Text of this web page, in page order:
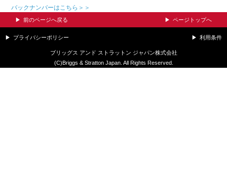
バックナンバーはこちら＞＞
前のページへ戻る ページトップへ
プライバシーポリシー 利用条件
ブリッグス アンド ストラットン ジャパン株式会社
(C)Briggs & Stratton Japan. All Rights Reserved.